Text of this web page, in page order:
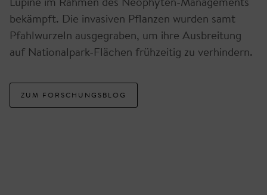
bekämpft. Die invasiven Pflanzen wurden samt
Pfahlwurzeln ausgegraben, um ihre Ausbreitung
auf Nationalpark-Flächen frühzeitig zu verhindern.
ZUM FORSCHUNGSBLOG